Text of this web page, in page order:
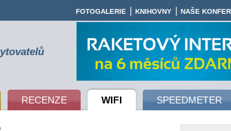
RECENZE WIFI SPEEDMETER
FOTOGALERIE KNIHOVNY NAŠE